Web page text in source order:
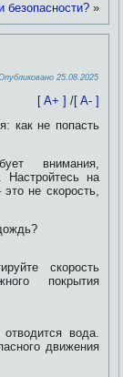
»
25.08.2025
[ A+ ] /[ A- ]
как не попасть
внимания,
Настройтесь на
не скорость,
скорость
покрытия
вода.
движения